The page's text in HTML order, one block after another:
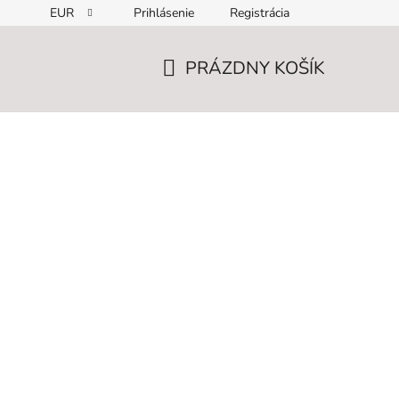
EUR Prihlásenie Registrácia
PRÁZDNY KOŠÍK